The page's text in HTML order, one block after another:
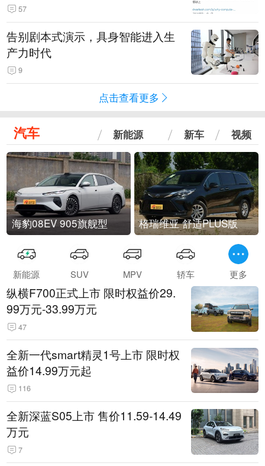
57
告别剧本式演示，具身智能进入生
产力时代
9
点击查看更多
汽车 新能源 新车 视频
海豹08EV 905旗舰型 格瑞维亚 舒适PLUS版
新能源 SUV MPV 轿车 更多
纵横F700正式上市 限时权益价29.
99万元-33.99万元
47
全新一代smart精灵1号上市 限时权
益价14.99万元起
116
全新深蓝S05上市 售价11.59-14.49
万元
7